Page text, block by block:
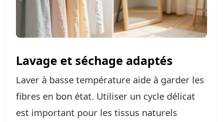
Lavage et séchage adaptés
Laver à basse température aide à garder les
fibres en bon état. Utiliser un cycle délicat
est important pour les tissus naturels